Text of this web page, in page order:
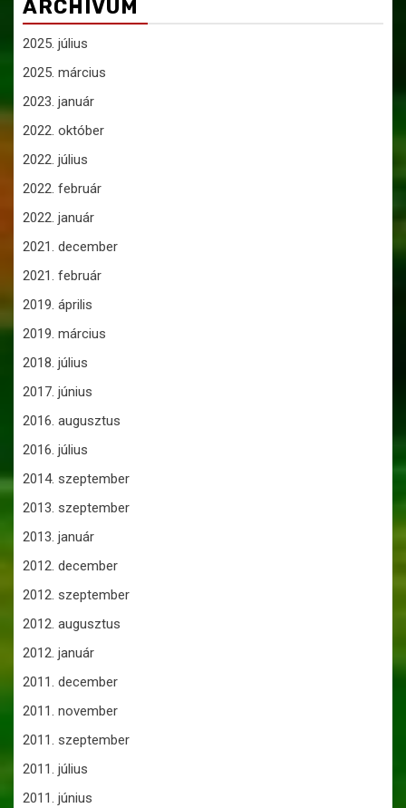
ARCHÍVUM
2025. július
2025. március
2023. január
2022. október
2022. július
2022. február
2022. január
2021. december
2021. február
2019. április
2019. március
2018. július
2017. június
2016. augusztus
2016. július
2014. szeptember
2013. szeptember
2013. január
2012. december
2012. szeptember
2012. augusztus
2012. január
2011. december
2011. november
2011. szeptember
2011. július
2011. június